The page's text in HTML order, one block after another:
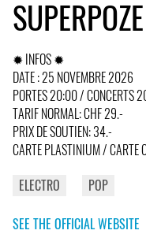
✹ INFOS ✹
DATE : 25 NOVEMBRE 2026
PORTES 20:00 / CONCERTS
TARIF NORMAL: CHF 29.-
PRIX DE SOUTIEN: 34.-
CARTE PLASTINIUM / CARTE
ELECTRO
POP
SEE THE OFFICIAL WEBSITE